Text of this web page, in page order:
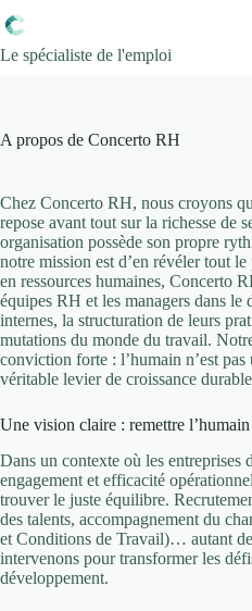
au
contenu
Le spécialiste de l'emploi
A propos de Concerto RH
Chez Concerto RH, nous croyons
repose avant tout sur la richesse de
organisation possède son propre
notre mission est d’en révéler tout
en ressources humaines, Concerto
équipes RH et les managers dans le
internes, la structuration de leurs
mutations du monde du travail.
conviction forte : l’humain n’est
véritable levier de croissance
Une vision claire : remettre
Dans un contexte où les
engagement et efficacité
trouver le juste équilibre.
des talents, accompagnement du
et Conditions de Travail)… autant
intervenons pour transformer les
développement.